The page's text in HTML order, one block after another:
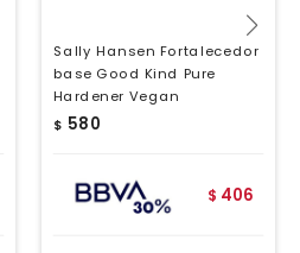
Sally Hansen Fortalecedor
base Good Kind Pure
Hardener Vegan
$ 580
$ 406